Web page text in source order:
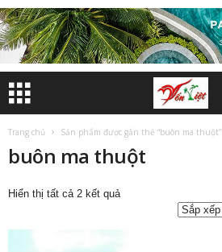
Trang chủ Sản phẩm được gắn thẻ “buôn ma thuột”
buôn ma thuột
Hiển thị tất cả 2 kết quảĐã